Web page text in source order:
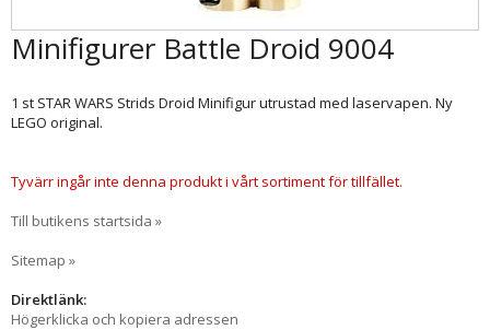
Minifigurer Battle Droid 9004
1 st STAR WARS Strids Droid Minifigur utrustad med laservapen. Ny
LEGO original.
Tyvärr ingår inte denna produkt i vårt sortiment för tillfället.
Till butikens startsida »
Sitemap »
Direktlänk:
Högerklicka och kopiera adressen